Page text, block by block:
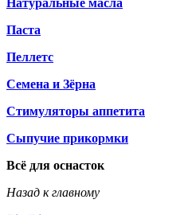
Натуральные масла
Паста
Пеллетс
Семена и Зёрна
Стимуляторы аппетита
Сыпучие прикормки
Всё для оснасток
Назад к главному